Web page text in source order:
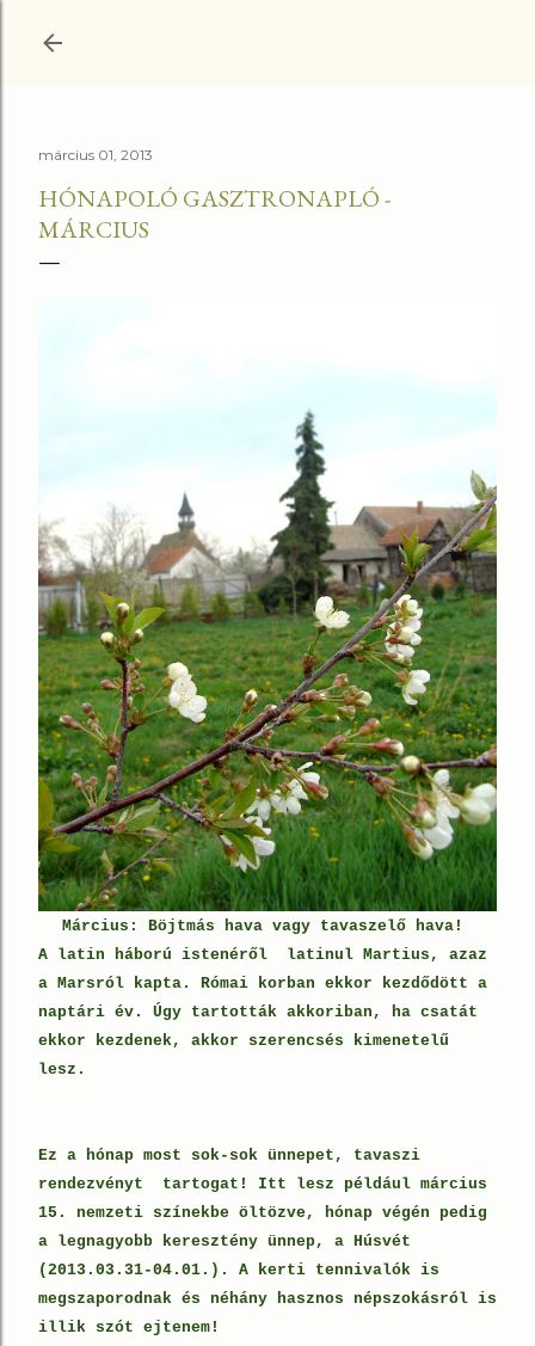
március 01, 2013
HÓNAPOLÓ GASZTRONAPLÓ -
MÁRCIUS
Március: Böjtmás hava vagy tavaszelő hava!
A latin háború istenéről latinul Martius, azaz
a Marsról kapta. Római korban ekkor kezdődött a
naptári év. Úgy tartották akkoriban, ha csatát
ekkor kezdenek, akkor szerencsés kimenetelű
lesz.
Ez a hónap most sok-sok ünnepet, tavaszi
rendezvényt tartogat! Itt lesz például március
15. nemzeti színekbe öltözve, hónap végén pedig
a legnagyobb keresztény ünnep, a Húsvét
(2013.03.31-04.01.). A kerti tennivalók is
megszaporodnak és néhány hasznos népszokásról is
illik szót ejtenem!